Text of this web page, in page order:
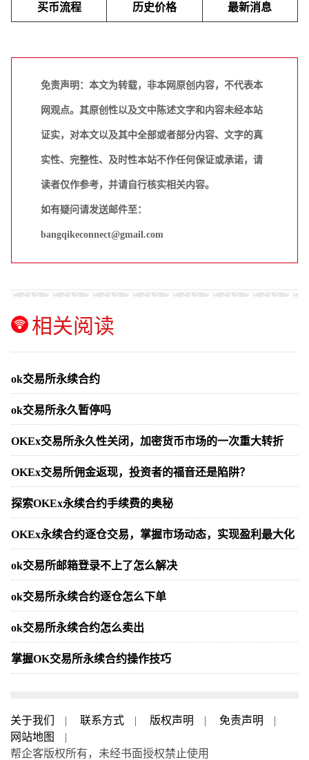
买币流程 历史价格 最新消息
免责声明：本文为转载，非本网原创内容，不代表本
网观点。其原创性以及文中陈述文字和内容未经本站
证实，对本文以及其中全部或者部分内容、文字的真
实性、完整性、及时性本站不作任何保证或承诺，请
读者仅作参考，并请自行核实相关内容。
如有疑问请发送邮件至：
bangqikeconnect@gmail.com
相关阅读
ok交易所永续合约
ok交易所永久暂停吗
OKEx交易所永久性关闭，加密货币市场的一次重大转折
OKEx交易所佣金返现，投资者的福音还是陷阱？
探索OKEx永续合约手续费的奥秘
OKEx永续合约逐仓交易，掌握市场动态，实现盈利最大化
ok交易所邮箱登录不上了怎么解决
ok交易所永续合约逐仓怎么下单
ok交易所永续合约怎么卖出
掌握OK交易所永续合约操作技巧
关于我们 | 联系方式 | 版权声明 | 免责声明
|
网站地图
|
帮企客版权所有，未经书面授权禁止使用